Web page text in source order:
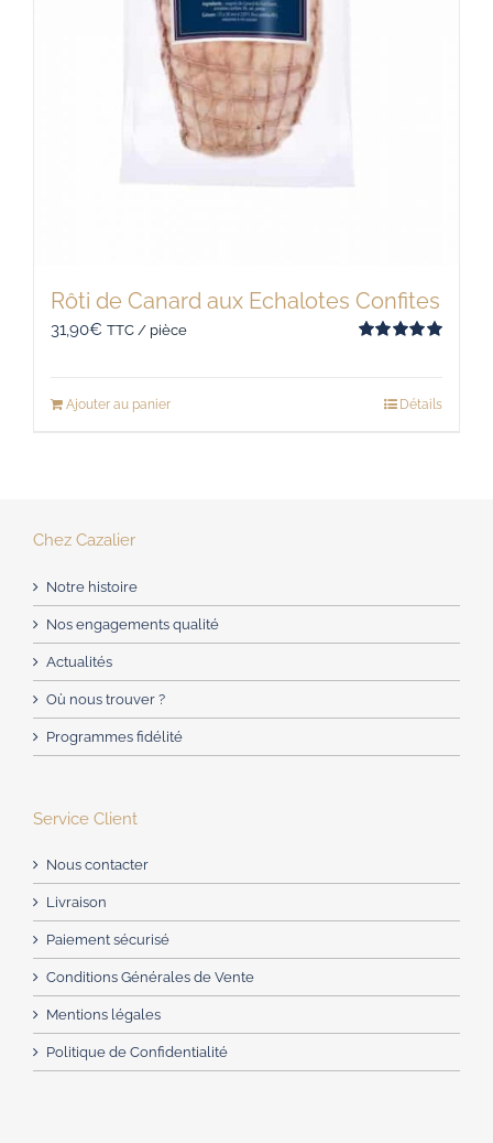
Rôti de Canard aux Echalotes Confites
31,90€ TTC / pièce
Ajouter au panier Détails
Chez Cazalier
Notre histoire
Nos engagements qualité
Actualités
Où nous trouver ?
Programmes fidélité
Service Client
Nous contacter
Livraison
Paiement sécurisé
Conditions Générales de Vente
Mentions légales
Politique de Confidentialité